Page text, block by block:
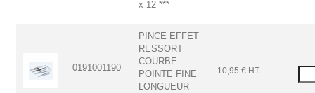
x 12 ***
0191001190
PINCE EFFET
RESSORT
COURBE
POINTE FINE
LONGUEUR
10,95 € HT